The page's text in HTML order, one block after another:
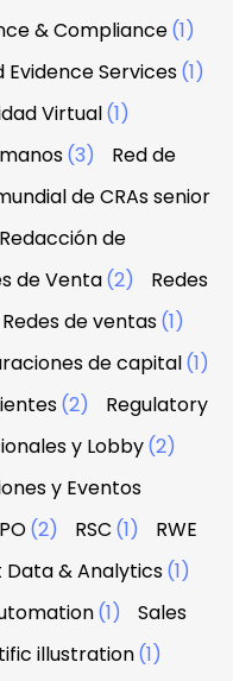
& Compliance(1)
Evidence Services(1)
Virtual(1)
(3)
Red de
de CRAs senior
Redacción de
de Venta(2)
Redes
Redes de ventas(1)
de capital(1)
(2)
Regulatory
y Lobby(2)
y Eventos
(2) RSC (1)
RWE
Data & Analytics(1)
(1)
Sales
illustration(1)